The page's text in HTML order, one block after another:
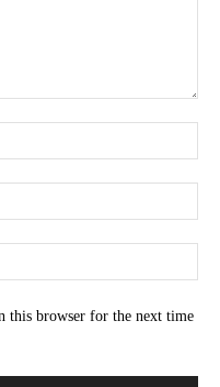
this browser for the next time